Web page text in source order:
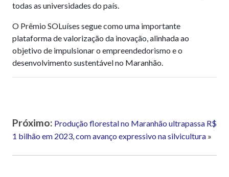
todas as universidades do país.
O Prêmio SOLuíses segue como uma importante
plataforma de valorização da inovação, alinhada ao
objetivo de impulsionar o empreendedorismo e o
desenvolvimento sustentável no Maranhão.
Próximo: Produção florestal no Maranhão ultrapassa R$
1 bilhão em 2023, com avanço expressivo na silvicultura »